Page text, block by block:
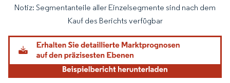
Bild © Mordor Intelligence. Wiederverwendung erfordert Namensnennung
Notiz: Segmentanteile aller Einzelsegmente sind nach dem
Kauf des Berichts verfügbar